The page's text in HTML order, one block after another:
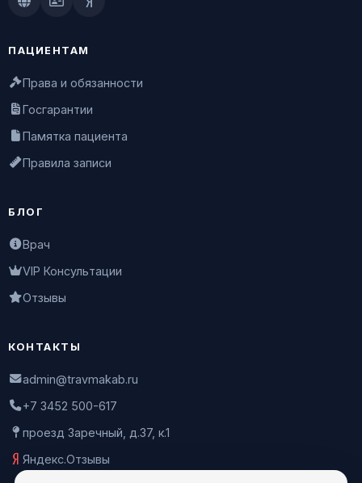
Doctu.ruПроДокторов
Яндекс.Здоровье
ПАЦИЕНТАМ
Права и обязанности
Госгарантии
Памятка пациента
Правила записи
БЛОГ
Врач
VIP Консультации
Отзывы
КОНТАКТЫ
admin@travmakab.ru
+7 3452 500-617
проезд Заречный, д.37, к.1
Яндекс.Отзывы